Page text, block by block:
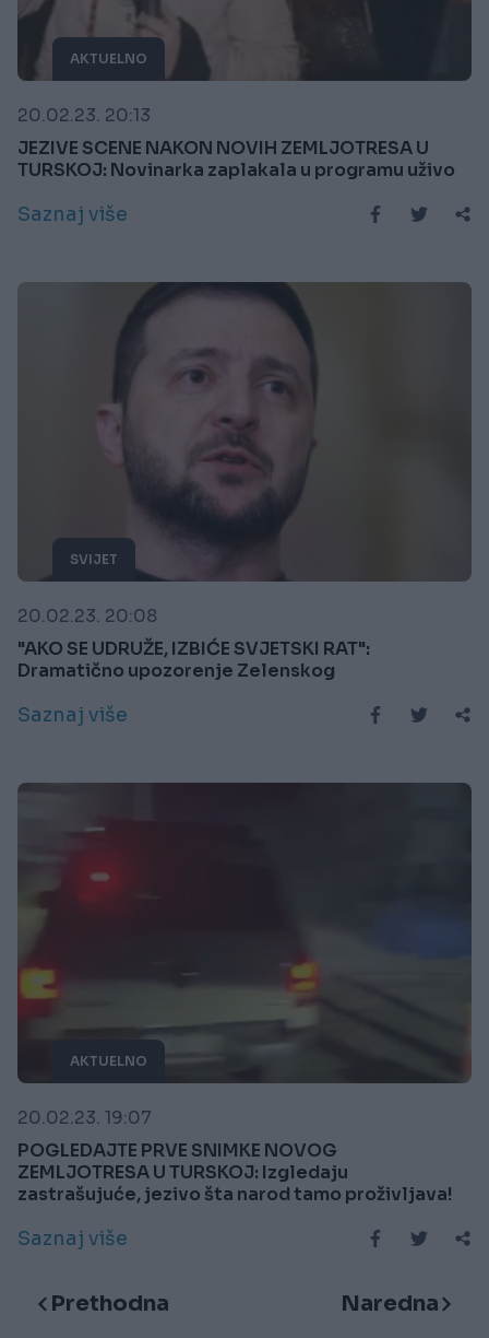
AKTUELNO
20.02.23. 20:13
JEZIVE SCENE NAKON NOVIH ZEMLJOTRESA U
TURSKOJ: Novinarka zaplakala u programu uživo
Saznaj više
SVIJET
20.02.23. 20:08
"AKO SE UDRUŽE, IZBIĆE SVJETSKI RAT":
Dramatično upozorenje Zelenskog
Saznaj više
AKTUELNO
20.02.23. 19:07
POGLEDAJTE PRVE SNIMKE NOVOG
ZEMLJOTRESA U TURSKOJ: Izgledaju
zastrašujuće, jezivo šta narod tamo proživljava!
Saznaj više
Prethodna Naredna